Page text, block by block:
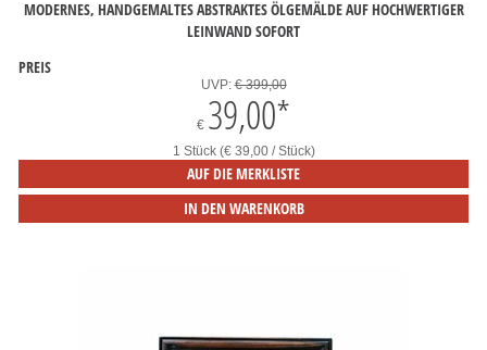
MODERNES, HANDGEMALTES ABSTRAKTES ÖLGEMÄLDE AUF HOCHWERTIGER
LEINWAND SOFORT
PREIS
UVP:€ 399,00
€ 39,00*
1 Stück (€ 39,00 / Stück)
AUF DIE MERKLISTE
IN DEN WARENKORB